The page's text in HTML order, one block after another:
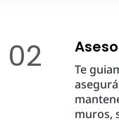
02
Te
muros,